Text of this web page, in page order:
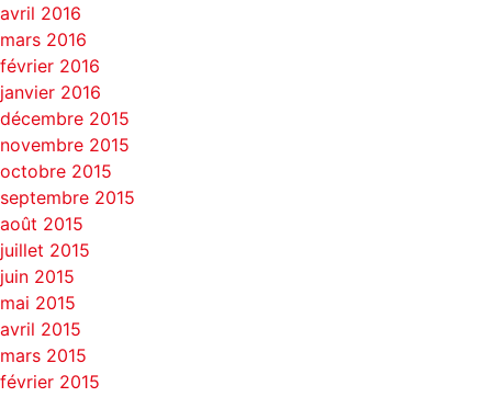
avril 2016
mars 2016
février 2016
janvier 2016
décembre 2015
novembre 2015
octobre 2015
septembre 2015
août 2015
juillet 2015
juin 2015
mai 2015
avril 2015
mars 2015
février 2015